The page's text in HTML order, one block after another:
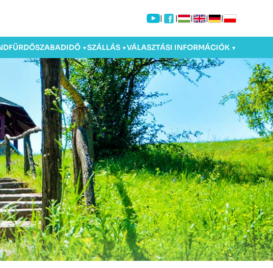
| | | | |
SZABADIDŐ ▼SZÁLLÁS ▼VÁLASZTÁSI INFORMÁCIÓK ▼